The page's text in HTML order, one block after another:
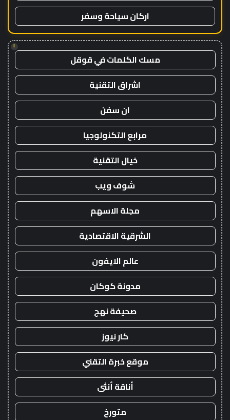
اركان سياحة وسفر
!
مسك الكلمات في قوقل
اشراق التقنية
ان سفن
مرابع التكنولوجيا
خيال التقنية
شوف ويب
مجلة الاسهم
الشرقية الاقتصادية
عالم الايفون
مدونة كوكان
صحيفة نهج
كار نيوز
موقع خبرة التقني
أناقة أنثى
متورخ